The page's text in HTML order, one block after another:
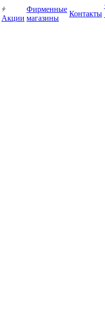
Акции
Фирменные
магазины
Контакты